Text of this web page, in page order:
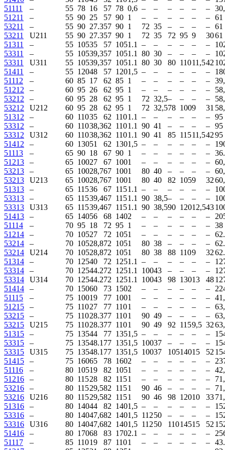
51111
– 55 78 16 57 78 0,6 – – – – – –
51211
– 55 90 25 57 90 1 – – – – – – 61
53211
– 55 90 27.357 90 1 72 35 – – – – 61
53211
U211 55 90 27.357 90 1 72 35 72 95 9 3061
51311
– 55 10535 57 1051.1 – – – – – –
53311
– 55 10539,357 1051.1 80 30 – – – –
53311
U311 55 10539,357 1051.1 80 30 80 11011,542
51411
– 55 12048 57 1201,5 – – – – – –
51112
– 60 85 17 62 85 1 – – – – – –
51212
– 60 95 26 62 95 1 – – – – – –
53212
– 60 95 28 62 95 1 72 32,5– – – –
53212
U212 60 95 28 62 95 1 72 32,578 1009 31
51312
– 60 11035 62 1101.1 – – – – – – 95
53312
– 60 11038,362 1101.1 90 41 – – – – 95
53312
U312 60 11038,362 1101.1 90 41 85 11511,54295
51412
– 60 13051 62 1301,5 – – – – – –
51113
– 65 90 18 67 90 1 – – – – – –
51213
– 65 10027 67 1001 – – – – – –
53213
– 65 10028,767 1001 80 40 – – – –
53213
U213 65 10028,767 1001 80 40 82 1059 32
51313
– 65 11536 67 1151.1 – – – – – –
53313
– 65 11539,467 1151.1 90 38,5– – – –
53313
U313 65 11539,467 1151.1 90 38,590 12012,543
51413
– 65 14056 68 1402 – – – – – –
51114
– 70 95 18 72 95 1 – – – – – – 38
51214
– 70 10527 72 1051 – – – – – –
53214
– 70 10528,872 1051 80 38 – – – –
53214
U214 70 10528,872 1051 80 38 88 1109 32
51314
– 70 12540 72 1251.1 – – – – – –
53314
– 70 12544.272 1251.1 10043 – – – –
53314
U314 70 12544.272 1251.1 10043 98 13013 48
51414
– 70 15060 73 1502 – – – – – –
51115
– 75 10019 77 1001 – – – – – –
51215
– 75 11027 77 1101 – – – – – –
53215
– 75 11028.377 1101 90 49 – – – –
53215
U215 75 11028.377 1101 90 49 92 1159,5 32
51315
– 75 13544 77 1351,5 – – – – – –
53315
– 75 13548.1 77 1351,5 10037 – – – –
53315
U315 75 13548.1 77 1351,5 10037 10514015 52
51415
– 75 16065 78 1602 – – – – – –
51116
– 80 10519 82 1051 – – – – – –
51216
– 80 11528 82 1151 – – – – – –
53216
– 80 11529,582 1151 90 46 – – – –
53216
U216 80 11529,582 1151 90 46 98 12010 33
51316
– 80 14044 82 1401,5 – – – – – –
53316
– 80 14047,682 1401,5 11250 – – – –
53316
U316 80 14047,682 1401,5 11250 11014515 52
51416
– 80 17068 83 1702.1 – – – – – –
51117
– 85 11019 87 1101 – – – – – –